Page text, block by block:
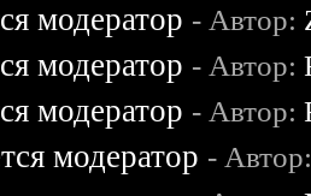
модератор - Автор:
модератор - Автор:
модератор - Автор:
модератор -